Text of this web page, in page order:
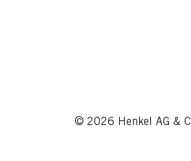
© 2026 Henkel AG &